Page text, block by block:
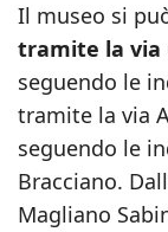
Il museo si
tramite la via
seguendo le
tramite la via
seguendo le
Bracciano.
Magliano